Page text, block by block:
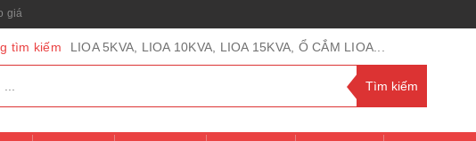
giá
tìm kiếm LIOA 5KVA, LIOA 10KVA, LIOA 15KVA, Ổ CẮM LIOA...